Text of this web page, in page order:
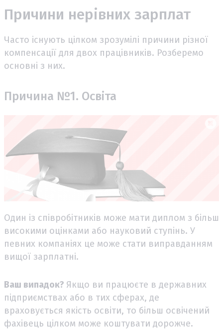
Причини нерівних зарплат
Часто існують цілком зрозумілі причини різної
компенсації для двох працівників. Розберемо
основні з них.
Причина №1. Освіта
Один із співробітників може мати диплом з більш
високими оцінками або науковий ступінь. У
певних компаніях це може стати виправданням
вищої зарплатні.
Ваш випадок? Якщо ви працюєте в державних
підприємствах або в тих сферах, де
враховується якість освіти, то більш освічений
фахівець цілком може коштувати дорожче.